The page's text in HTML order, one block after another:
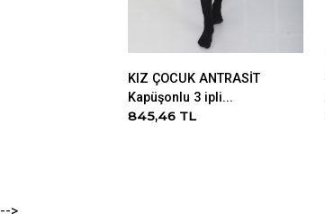
KIZ ÇOCUK ANTRASİT
Kapüşonlu 3 ipli...
845,46 TL